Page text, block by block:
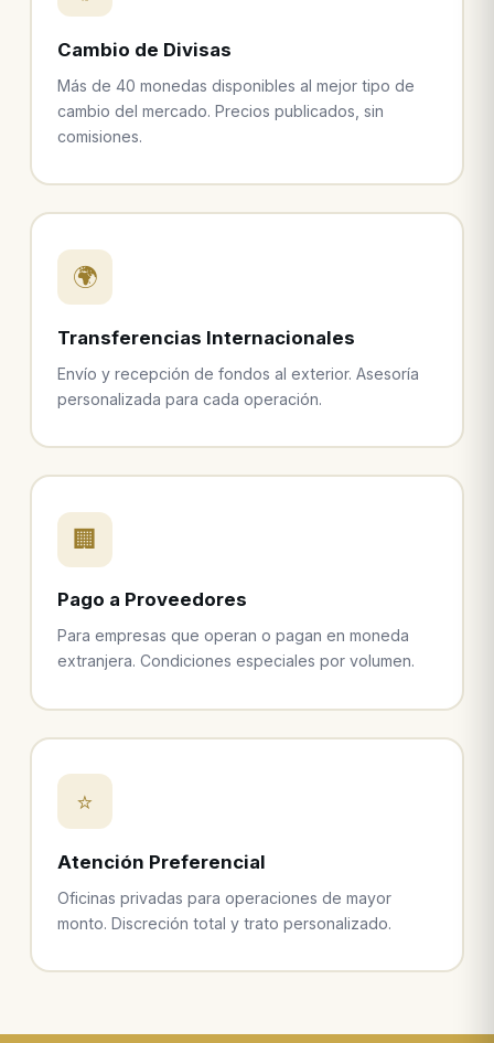
Cambio de Divisas
Más de 40 monedas disponibles al mejor tipo de
cambio del mercado. Precios publicados, sin
comisiones.
🌍
Transferencias Internacionales
Envío y recepción de fondos al exterior. Asesoría
personalizada para cada operación.
🏢
Pago a Proveedores
Para empresas que operan o pagan en moneda
extranjera. Condiciones especiales por volumen.
⭐
Atención Preferencial
Oficinas privadas para operaciones de mayor
monto. Discreción total y trato personalizado.